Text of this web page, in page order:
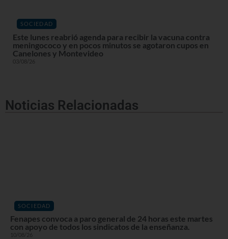
SOCIEDAD
Este lunes reabrió agenda para recibir la vacuna contra
meningococo y en pocos minutos se agotaron cupos en
Canelones y Montevideo
03/08/26
Noticias Relacionadas
SOCIEDAD
Fenapes convoca a paro general de 24 horas este martes
con apoyo de todos los sindicatos de la enseñanza.
10/08/26